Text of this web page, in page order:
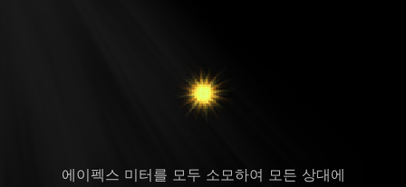
에이펙스 미터를 모두 소모하여 모든 상대에